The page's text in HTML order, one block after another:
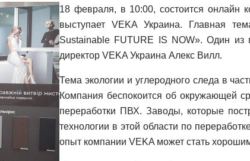
18 февраля, в 10:00, состоится онлайн
выступает VEKA Украина. Главная
Sustainable FUTURE IS NOW». Один из
директор VEKA Украина Алекс Вилл.
Тема экологии и углеродного следа в
Компания беспокоится об окружающей
переработки ПВХ. Заводы, которые
технологии в этой области по
опыт компании VEKA может стать